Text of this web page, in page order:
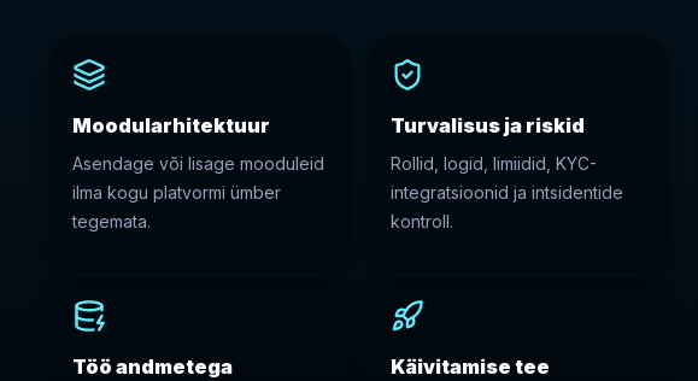
Moodularhitektuur
Asendage või lisage mooduleid
ilma kogu platvormi ümber
tegemata.
Turvalisus ja riskid
Rollid, logid, limiidid, KYC-
integratsioonid ja intsidentide
kontroll.
Töö andmetega Käivitamise tee